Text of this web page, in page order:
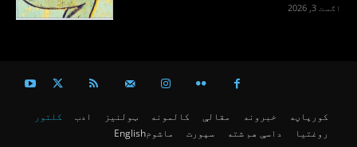
اګست 3, 2026
کورپاڼه خبرونه مقالې کالمونه ټولنیز ادب
کلتور
روغتیا
داسې هم شته سپورت ماشومEnglish